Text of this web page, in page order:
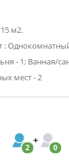
м2.
:
- 1; Ванная/
мест - 2
2 0